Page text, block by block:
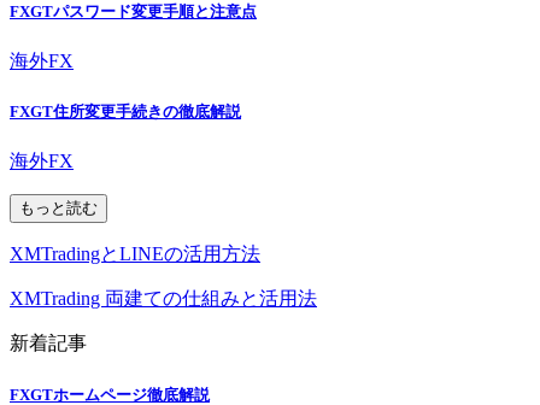
FXGTパスワード変更手順と注意点
海外FX
FXGT住所変更手続きの徹底解説
海外FX
もっと読む
XMTradingとLINEの活用方法
XMTrading 両建ての仕組みと活用法
新着記事
FXGTホームページ徹底解説